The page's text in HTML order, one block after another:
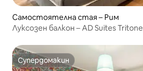
Самостоятелна стая – Рим
Луксозен балкон – AD Suites Tritone
Супердомакин
Супердомакин